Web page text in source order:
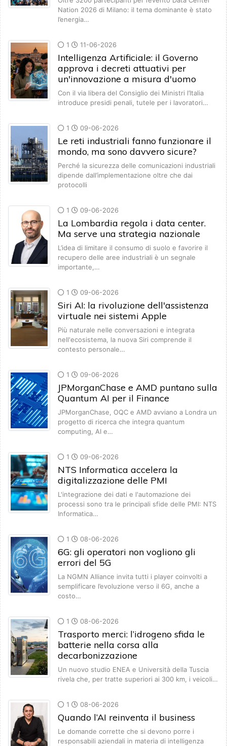
Nation 2026 di Milano: il tema dominante è stato
l’energia…
1 11-06-2026
Intelligenza Artificiale: il Governo
approva i decreti attuativi per
un'innovazione a misura d'uomo
Con il via libera del Consiglio dei Ministri l’Italia
introduce presidi penali, tutele per i lavoratori…
1 09-06-2026
Le reti industriali fanno funzionare il
mondo, ma sono davvero sicure?
Perché la sicurezza delle comunicazioni industriali
dipende dall’implementazione oltre che dai
protocolli
1 09-06-2026
La Lombardia regola i data center.
Ma serve una strategia nazionale
L’idea di limitare il consumo di suolo e favorire il
recupero delle aree industriali è un segnale
importante,…
1 09-06-2026
Siri AI: la rivoluzione dell'assistenza
virtuale nei sistemi Apple
Più naturale nelle conversazioni e integrata
nell'ecosistema, la nuova Siri comprende il
contesto personale…
1 09-06-2026
JPMorganChase e AMD puntano sulla
Quantum AI per il Finance
JPMorganChase, OQC e AMD avviano a Londra un
progetto di ricerca che integra quantum
computing, AI e…
1 09-06-2026
NTS Informatica accelera la
digitalizzazione delle PMI
L'integrazione dei dati e l'automazione dei
processi sono tra le principali sfide delle PMI: NTS
Informatica…
1 08-06-2026
6G: gli operatori non vogliono gli
errori del 5G
La NGMN Alliance invita tutti i player coinvolti a
semplificare l’evoluzione verso il 6G, anche a
costo…
1 08-06-2026
Trasporto merci: l’idrogeno sfida le
batterie nella corsa alla
decarbonizzazione
Un nuovo studio ENEA e Università della Tuscia
rivela che, per tratte superiori ai 300 km, i veicoli…
1 08-06-2026
Quando l’AI reinventa il business
Le domande corrette che si devono porre i
responsabili aziendali in materia di intelligenza